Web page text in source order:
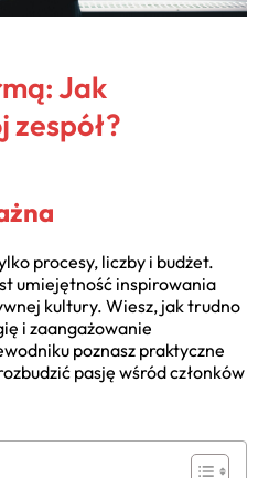
Jak
zespół?
procesy, liczby i budżet.
umiejętność inspirowania
kultury. Wiesz, jak trudno
i zaangażowanie
poznasz praktyczne
pasję wśród członków